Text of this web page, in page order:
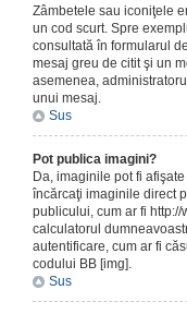
Zâmbetele sau iconiţele
un cod scurt. Spre
consultată în formularul
mesaj greu de citit şi un
asemenea,
unui mesaj.
Sus
Pot publica imagini?
Da, imaginile pot fi
încărcaţi imaginile direct
publicului, cum ar fi
calculatorul
autentificare, cum ar fi
codului BB [img].
Sus